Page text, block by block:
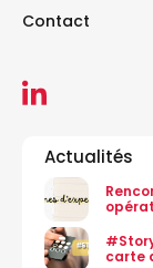
Contact
Actualités
carte